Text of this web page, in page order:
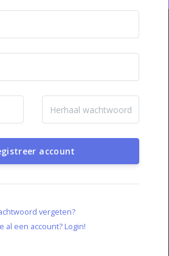
account
vergeten?
al een account? Login!